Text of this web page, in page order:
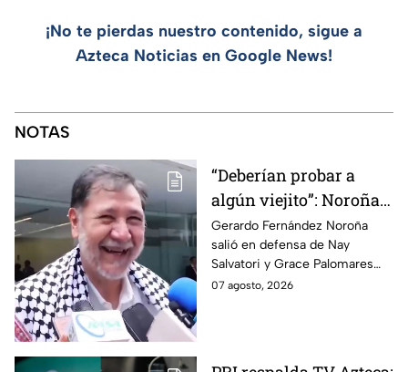
¡No te pierdas nuestro contenido, sigue a
Azteca Noticias en Google News!
NOTAS
“Deberían probar a
algún viejito”: Noroña
reacciona a polémico
video de Nay Salvatori
y Grace Palomares
Gerardo Fernández Noroña
salió en defensa de Nay
Salvatori y Grace Palomares
tras sus comentarios
07 agosto, 2026